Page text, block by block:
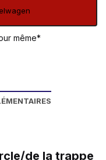
même*
de la trappe